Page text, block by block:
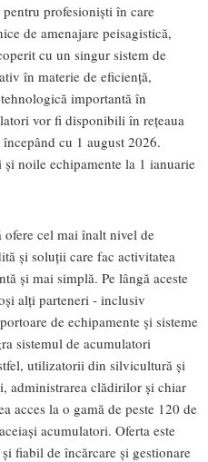
profesioniști în care
de amenajare peisagistică,
cu un singur sistem de
în materie de eficiență,
importantă în
vor fi disponibili în rețeaua
cu 1 august 2026.
noile echipamente la 1 ianuarie
ofere cel mai înalt nivel de
și soluții care fac activitatea
și mai simplă. Pe lângă aceste
alți parteneri - inclusiv
de echipamente și sisteme
sistemul de acumulatori
utilizatorii din silvicultură și
administrarea clădirilor și chiar
acces la o gamă de peste 120 de
acumulatori. Oferta este
fiabil de încărcare și gestionare